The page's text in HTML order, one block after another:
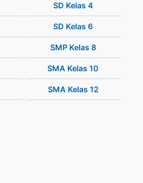
SD Kelas 4
SD Kelas 6
SMP Kelas 8
SMA Kelas 10
SMA Kelas 12